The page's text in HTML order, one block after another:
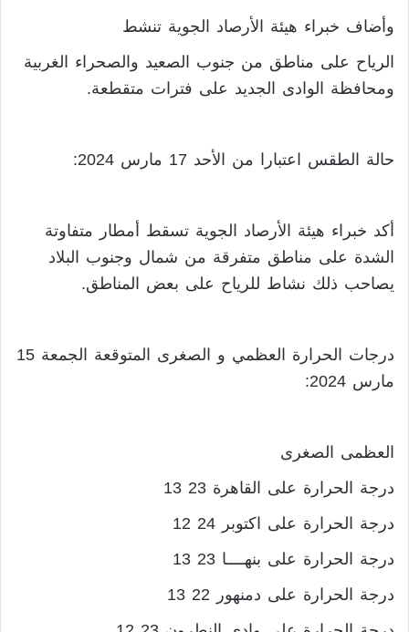
وأضاف خبراء هيئة الأرصاد الجوية تنشط
الرياح على مناطق من جنوب الصعيد والصحراء الغربية
ومحافظة الوادى الجديد على فترات متقطعة.
حالة الطقس اعتبارا من الأحد 17 مارس 2024:
أكد خبراء هيئة الأرصاد الجوية تسقط أمطار متفاوتة
الشدة على مناطق متفرقة من شمال وجنوب البلاد
يصاحب ذلك نشاط للرياح على بعض المناطق.
درجات الحرارة العظمي و الصغرى المتوقعة الجمعة 15
مارس 2024:
العظمى الصغرى
درجة الحرارة على القاهرة 23 13
درجة الحرارة على اكتوبر 24 12
درجة الحرارة على بنهــــا 23 13
درجة الحرارة على دمنهور 22 13